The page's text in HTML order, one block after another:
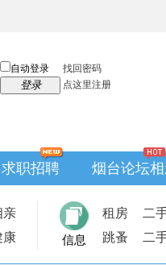
自动登录
找回密码
登录 点这里注册
求职招聘 烟台论坛
亲
康 信息
租房
二
跳蚤
二